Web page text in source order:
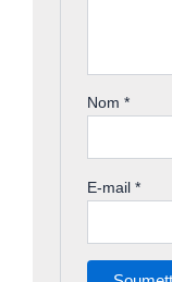
Nom*
E-mail*